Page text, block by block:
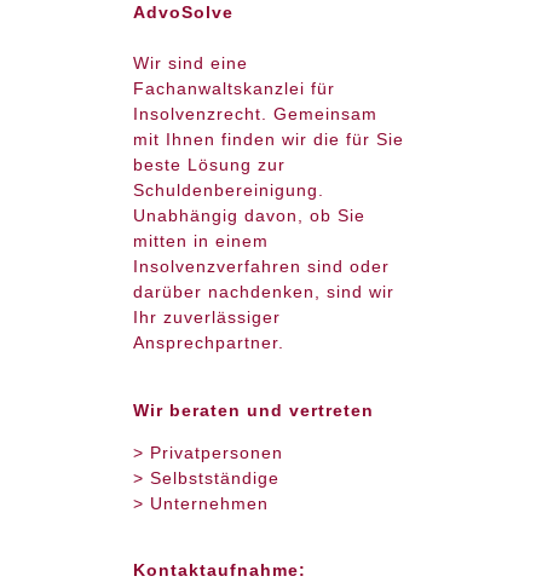
AdvoSolve
Wir sind eine
Fachanwaltskanzlei für
Insolvenzrecht. Gemeinsam
mit Ihnen finden wir die für Sie
beste Lösung zur
Schuldenbereinigung.
Unabhängig davon, ob Sie
mitten in einem
Insolvenzverfahren sind oder
darüber nachdenken, sind wir
Ihr zuverlässiger
Ansprechpartner.
Wir beraten und vertreten
> Privatpersonen
> Selbstständige
> Unternehmen
Kontaktaufnahme: